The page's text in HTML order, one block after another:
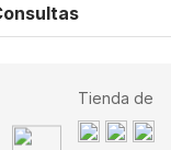
Tienda de